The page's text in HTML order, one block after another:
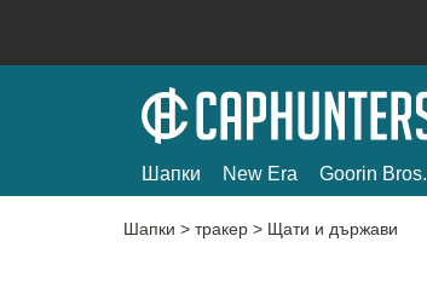
Шапки New Era Goorin Bros.
Шапки > тракер > Щати и държави